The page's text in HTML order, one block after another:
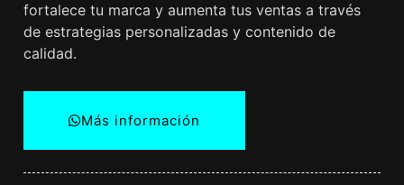
fortalece tu marca y aumenta tus ventas a través
de estrategias personalizadas y contenido de
calidad.
Más información